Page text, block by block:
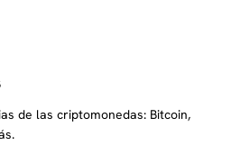
de las criptomonedas: Bitcoin,